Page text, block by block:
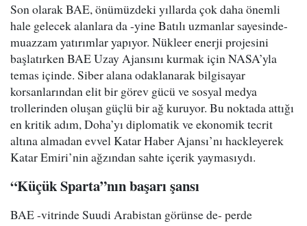
Son olarak BAE, önümüzdeki yıllarda çok daha önemli
hale gelecek alanlara da -yine Batılı uzmanlar sayesinde-
muazzam yatırımlar yapıyor. Nükleer enerji projesini
başlatırken BAE Uzay Ajansını kurmak için NASA’yla
temas içinde. Siber alana odaklanarak bilgisayar
korsanlarından elit bir görev gücü ve sosyal medya
trollerinden oluşan güçlü bir ağ kuruyor. Bu noktada attığı
en kritik adım, Doha’yı diplomatik ve ekonomik tecrit
altına almadan evvel Katar Haber Ajansı’nı hackleyerek
Katar Emiri’nin ağzından sahte içerik yaymasıydı.
“Küçük Sparta”nın başarı şansı
BAE -vitrinde Suudi Arabistan görünse de- perde